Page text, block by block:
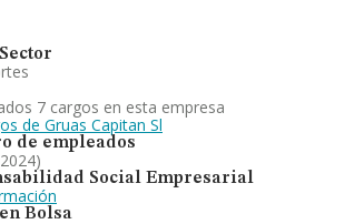
7 cargos en esta empresa
de Gruas Capitan Sl
de empleados
Social Empresarial
Bolsa